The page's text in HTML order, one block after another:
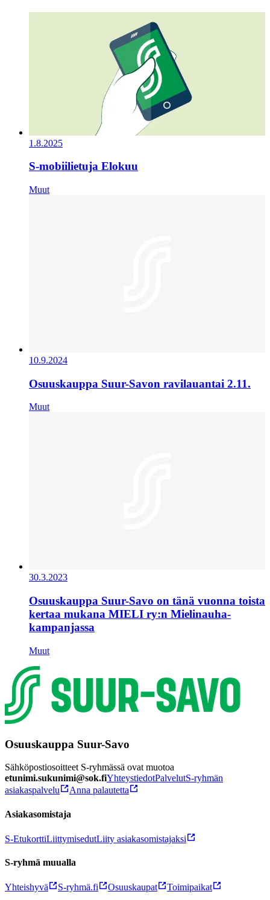
1.8.2025
S-mobiilietuja Elokuu
Muut
10.9.2024
Osuuskauppa Suur-Savon ravilauantai 2.11.
Muut
30.3.2023
Osuuskauppa Suur-Savo on tänä vuonna toista
kertaa mukana MIELI ry:n Mielinauha-
kampanjassa
Muut
Osuuskauppa Suur-Savo
Sähköpostiosoitteet S-ryhmässä ovat muotoa
etunimi.sukunimi@sok.fiYhteystiedotPalvelutS-ryhmän
asiakaspalvelu
Anna palautetta
Asiakasomistaja
S-EtukorttiLiittymisedutLiity asiakasomistajaksi
S-ryhmä muualla
Yhteishyvä S-ryhmä.fi Osuuskaupat Toimipaikat